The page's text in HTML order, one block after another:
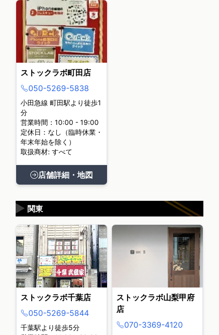
ストックラボ町田店
050-5269-5838
小田急線 町田駅より徒歩1
分
営業時間：10:00 - 19:00
定休日：なし（臨時休業・
年末年始を除く）
取扱商材: すべて
店舗詳細・地図
関東
▶
ストックラボ千葉店
050-5269-5844
千葉駅より徒歩5分
ストックラボ山梨甲府
店
070-3369-4120